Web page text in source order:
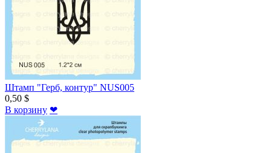
Штамп "Герб, контур" NUS005
0,50 $
В корзину ❤